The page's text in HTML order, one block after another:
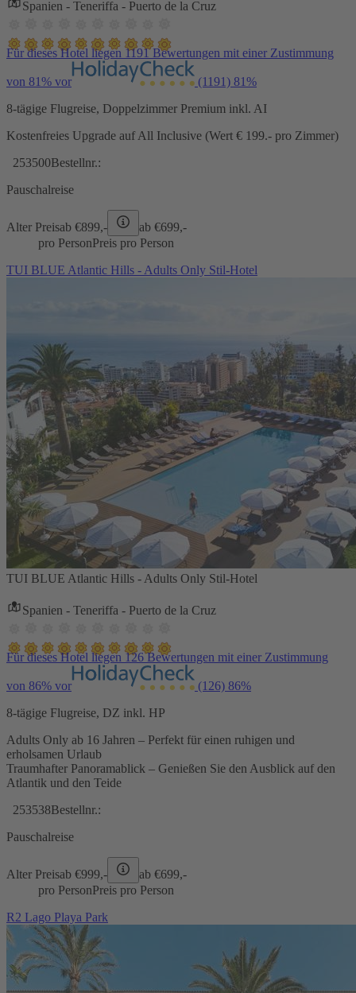
Spanien - Teneriffa - Puerto de la Cruz
Für dieses Hotel liegen 1191 Bewertungen mit einer Zustimmung
von 81% vor (1191) 81%
8-tägige Flugreise, Doppelzimmer Premium inkl. AI
Kostenfreies Upgrade auf All Inclusive (Wert € 199.- pro Zimmer)
253500Bestellnr.:
Pauschalreise
Alter Preisab €899,- ab €699,-
pro PersonPreis pro Person
TUI BLUE Atlantic Hills - Adults Only Stil-Hotel
TUI BLUE Atlantic Hills - Adults Only Stil-Hotel
Spanien - Teneriffa - Puerto de la Cruz
Für dieses Hotel liegen 126 Bewertungen mit einer Zustimmung
von 86% vor (126) 86%
8-tägige Flugreise, DZ inkl. HP
Adults Only ab 16 Jahren – Perfekt für einen ruhigen und
erholsamen Urlaub
Traumhafter Panoramablick – Genießen Sie den Ausblick auf den
Atlantik und den Teide
253538Bestellnr.:
Pauschalreise
Alter Preisab €999,- ab €699,-
pro PersonPreis pro Person
R2 Lago Playa Park